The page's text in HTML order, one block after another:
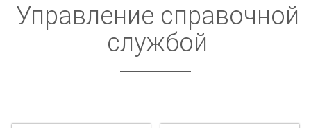
Управление справочной
службой